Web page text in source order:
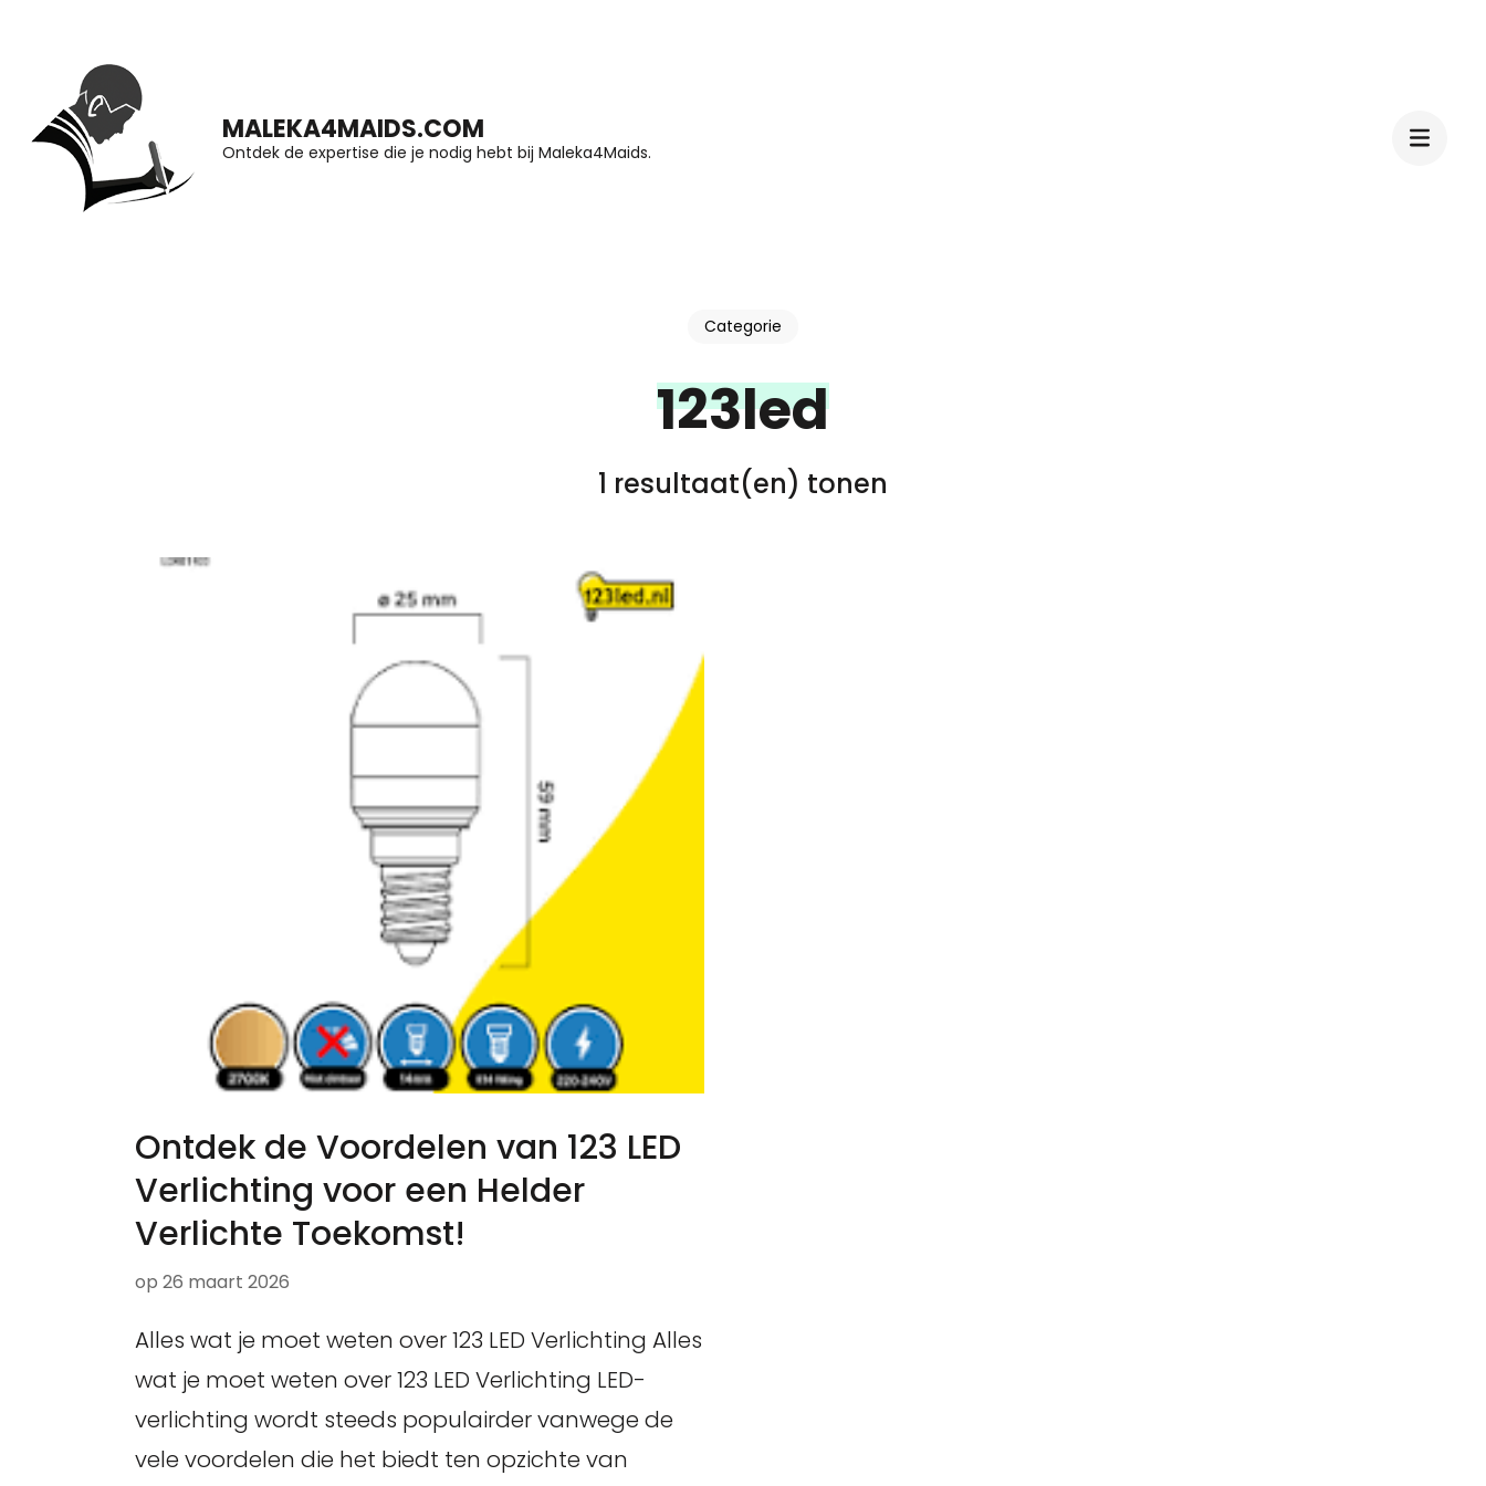
inhoud
(druk
MALEKA4MAIDS.COM
Ontdek de expertise die je nodig hebt bij Maleka4Maids.
Categorie
123led
1 resultaat(en) tonen
Ontdek de Voordelen van 123 LED
Verlichting voor een Helder
Verlichte Toekomst!
op 26 maart 2026
Alles wat je moet weten over 123 LED Verlichting Alles
wat je moet weten over 123 LED Verlichting LED-
verlichting wordt steeds populairder vanwege de
vele voordelen die het biedt ten opzichte van